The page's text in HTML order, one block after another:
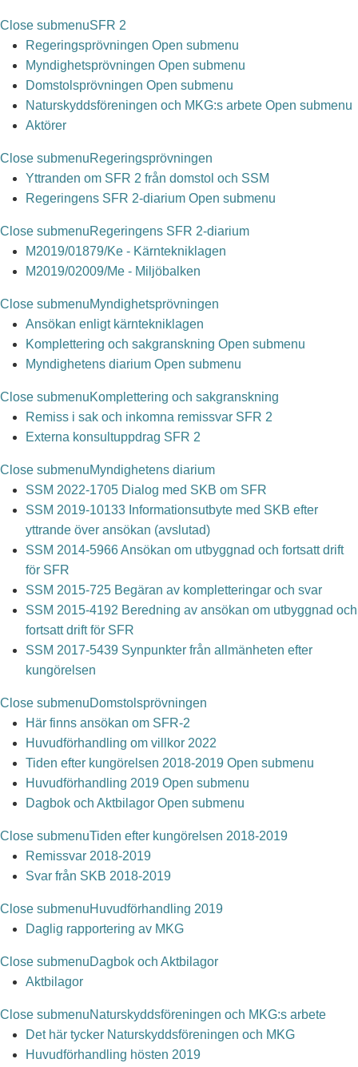
Close submenuSFR 2
Regeringsprövningen Open submenu
Myndighetsprövningen Open submenu
Domstolsprövningen Open submenu
Naturskyddsföreningen och MKG:s arbete Open submenu
Aktörer
Close submenuRegeringsprövningen
Yttranden om SFR 2 från domstol och SSM
Regeringens SFR 2-diarium Open submenu
Close submenuRegeringens SFR 2-diarium
M2019/01879/Ke - Kärntekniklagen
M2019/02009/Me - Miljöbalken
Close submenuMyndighetsprövningen
Ansökan enligt kärntekniklagen
Komplettering och sakgranskning Open submenu
Myndighetens diarium Open submenu
Close submenuKomplettering och sakgranskning
Remiss i sak och inkomna remissvar SFR 2
Externa konsultuppdrag SFR 2
Close submenuMyndighetens diarium
SSM 2022-1705 Dialog med SKB om SFR
SSM 2019-10133 Informationsutbyte med SKB efter
yttrande över ansökan (avslutad)
SSM 2014-5966 Ansökan om utbyggnad och fortsatt drift
för SFR
SSM 2015-725 Begäran av kompletteringar och svar
SSM 2015-4192 Beredning av ansökan om utbyggnad och
fortsatt drift för SFR
SSM 2017-5439 Synpunkter från allmänheten efter
kungörelsen
Close submenuDomstolsprövningen
Här finns ansökan om SFR-2
Huvudförhandling om villkor 2022
Tiden efter kungörelsen 2018-2019 Open submenu
Huvudförhandling 2019 Open submenu
Dagbok och Aktbilagor Open submenu
Close submenuTiden efter kungörelsen 2018-2019
Remissvar 2018-2019
Svar från SKB 2018-2019
Close submenuHuvudförhandling 2019
Daglig rapportering av MKG
Close submenuDagbok och Aktbilagor
Aktbilagor
Close submenuNaturskyddsföreningen och MKG:s arbete
Det här tycker Naturskyddsföreningen och MKG
Huvudförhandling hösten 2019